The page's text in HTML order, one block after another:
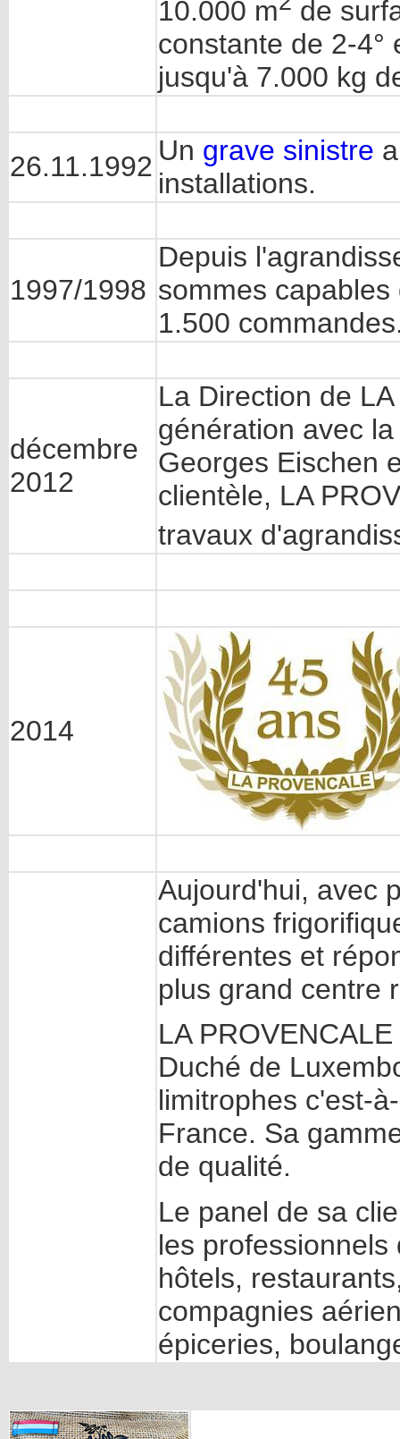
10.000 m
de
constante de 2-4°
jusqu'à 7.000 kg
26.11.1992 Un grave sinistre
installations.
1997/1998
Depuis
sommes
1.500
décembre
2012
La Direction de
génération avec
Georges Eischen
clientèle, LA
travaux
2014
Aujourd'hui, avec
camions
différentes et
plus grand centre
LA
Duché de
limitrophes c'est-
France. Sa
de qualité.
Le panel de sa
les
hôtels,
compagnies
épiceries,